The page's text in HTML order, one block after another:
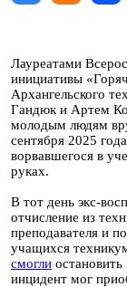
Лауреатами
инициативы
Архангельского
Гандюк и Артем
молодым людям
сентября 2025
ворвавшегося в
руках.
В тот день экс-
отчисление из
преподавателя и
учащихся
смогли
инцидент мог